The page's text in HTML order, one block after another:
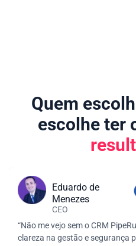
Quem
escolhe ter
Eduardo de
Menezes
CEO
“Não me vejo sem o CRM
clareza na gestão e segurança